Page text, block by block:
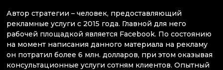
Автор стратегии – человек, предоставляющий
рекламные услуги с 2015 года. Главной для него
рабочей площадкой является Facebook. По состоянию
на момент написания данного материала на рекламу
он потратил более 6 млн. долларов, при этом оказывая
консультационные услуги сотням клиентов. Опытный